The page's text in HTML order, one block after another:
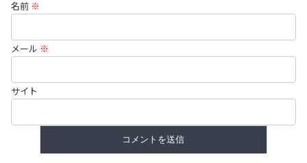
名前 ※
メール ※
サイト